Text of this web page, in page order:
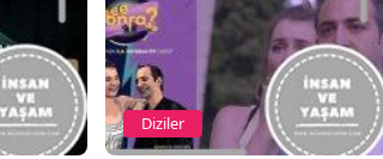
Diziler